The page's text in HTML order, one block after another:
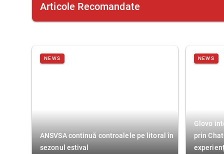
Articole Recomandate
NEWS
ANSVSA continuă controalele pe litoral în
sezonul estival
NEWS
Glovo
prin